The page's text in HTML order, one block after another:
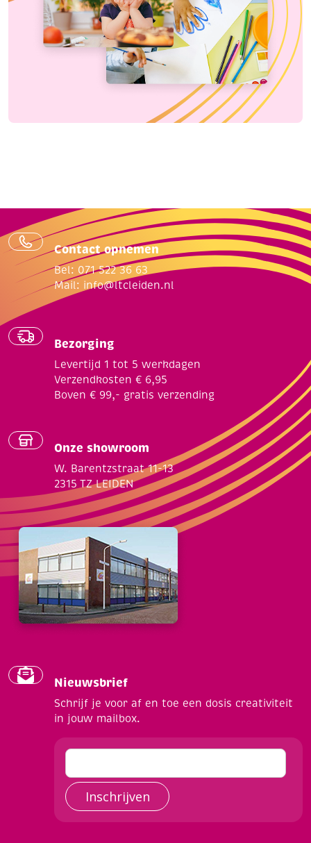
Contact opnemen
Bel: 071 522 36 63
Mail: info@ltcleiden.nl
Bezorging
Levertijd 1 tot 5 werkdagen
Verzendkosten € 6,95
Boven € 99,- gratis verzending
Onze showroom
W. Barentzstraat 11-13
2315 TZ LEIDEN
Nieuwsbrief
Schrijf je voor af en toe een dosis creativiteit
in jouw mailbox.
Inschrijven